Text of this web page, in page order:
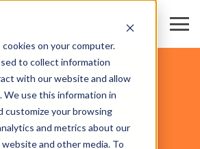
on your computer.
to collect information
with our website and allow
We use this information in
customize your browsing
and metrics about our
and other media. To